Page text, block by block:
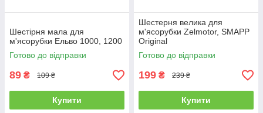
Шестірня мала для
м'ясорубки Ельво 1000, 1200
Готово до відправки
89 ₴ 109 ₴
Купити
Шестерня велика для
м'ясорубки Zelmotor, SMAPP
Original
Готово до відправки
199 ₴ 239 ₴
Купити